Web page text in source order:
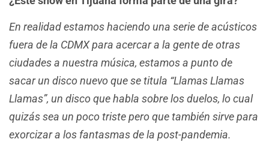
En realidad estamos haciendo una serie de acústicos
fuera de la CDMX para acercar a la gente de otras
ciudades a nuestra música, estamos a punto de
sacar un disco nuevo que se titula “Llamas Llamas
Llamas”, un disco que habla sobre los duelos, lo cual
quizás sea un poco triste pero que también sirve para
exorcizar a los fantasmas de la post-pandemia.